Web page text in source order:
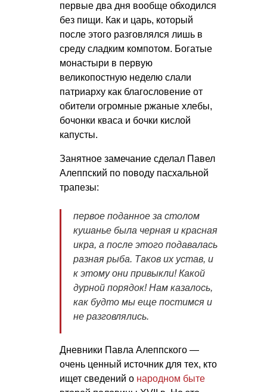
первые два дня вообще обходился
без пищи. Как и царь, который
после этого разговлялся лишь в
среду сладким компотом. Богатые
монастыри в первую
великопостную неделю слали
патриарху как благословение от
обители огромные ржаные хлебы,
бочонки кваса и бочки кислой
капусты.
Занятное замечание сделал Павел
Алеппский по поводу пасхальной
трапезы:
первое поданное за столом
кушанье была черная и красная
икра, а после этого подавалась
разная рыба. Таков их устав, и
к этому они привыкли! Какой
дурной порядок! Нам казалось,
как будто мы еще постимся и
не разговлялись.
Дневники Павла Алеппского —
очень ценный источник для тех, кто
ищет сведений о народном быте